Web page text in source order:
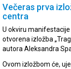
Večeras prva
centra
U okviru
otvorena izložba
autora Aleksandra
Ovom izložbom će,